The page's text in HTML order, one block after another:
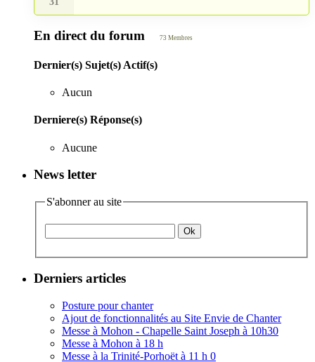
En direct du forum 73 Membres
Dernier(s) Sujet(s) Actif(s)
Aucun
Derniere(s) Réponse(s)
Aucune
News letter
S'abonner au site
Derniers articles
Posture pour chanter
Ajout de fonctionnalités au Site Envie de Chanter
Messe à Mohon - Chapelle Saint Joseph à 10h30
Messe à Mohon à 18 h
Messe à la Trinité-Porhoët à 11 h 0